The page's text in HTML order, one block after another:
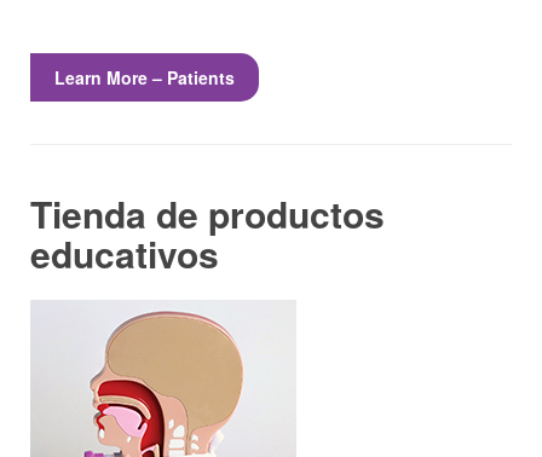
Learn More – Patients
Tienda de productos
educativos